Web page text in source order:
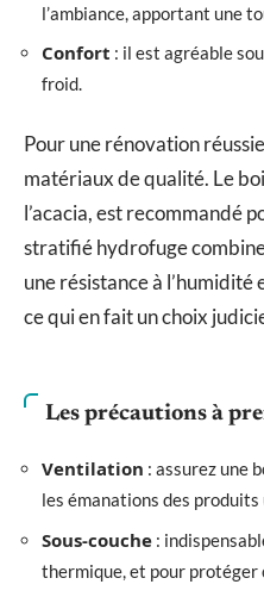
l’ambiance, apportant une
Confort : il est agréable
froid.
Pour une rénovation
matériaux de qualité. Le
l’acacia, est recommandé
stratifié hydrofuge
une résistance à
ce qui en fait un choix
Les précautions à
Ventilation : assurez une
les émanations des
Sous-couche :
thermique, et pour protéger